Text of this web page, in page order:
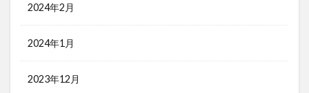
2024年2月
2024年1月
2023年12月